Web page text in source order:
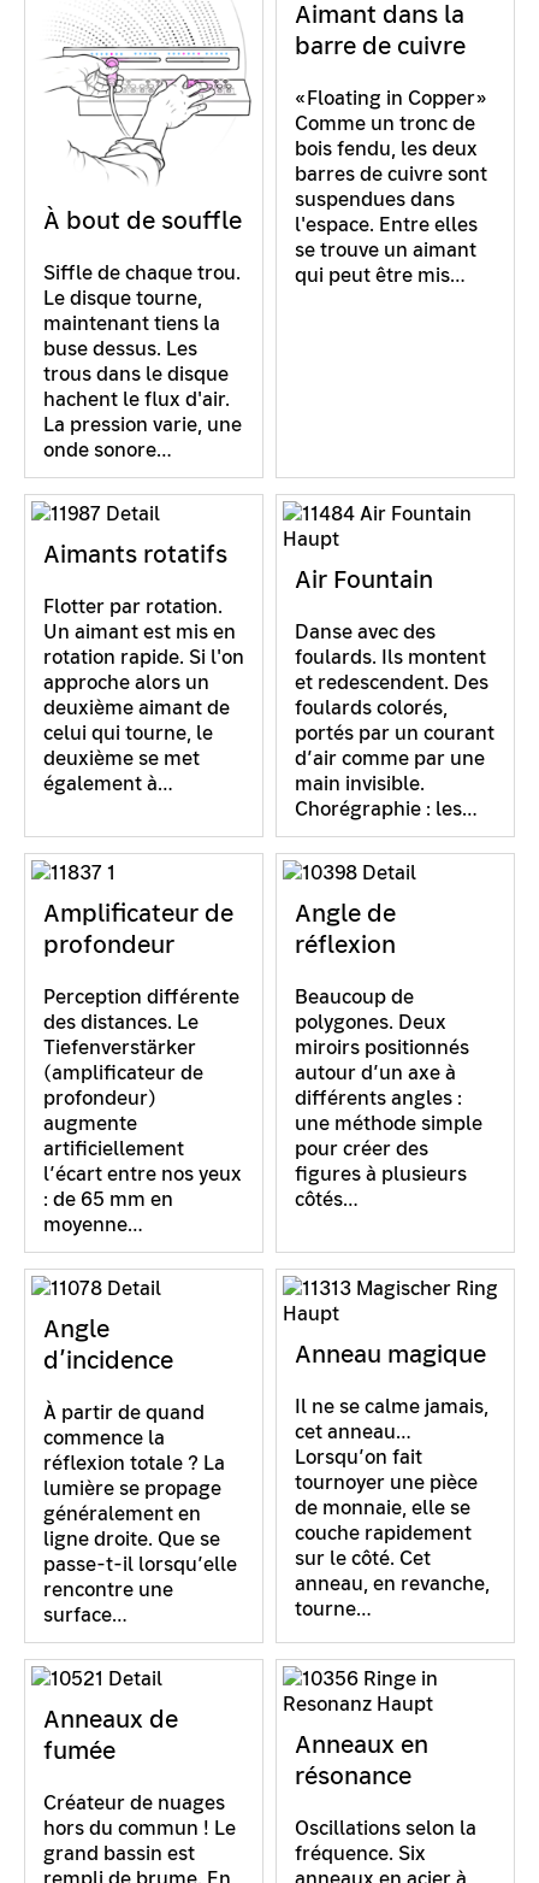
À bout de souffle
Siffle de chaque trou.
Le disque tourne,
maintenant tiens la
buse dessus. Les
trous dans le disque
hachent le flux d'air.
La pression varie, une
onde sonore…
Aimant dans la
barre de cuivre
«Floating in Copper»
Comme un tronc de
bois fendu, les deux
barres de cuivre sont
suspendues dans
l'espace. Entre elles
se trouve un aimant
qui peut être mis…
Aimants rotatifs
Flotter par rotation.
Un aimant est mis en
rotation rapide. Si l'on
approche alors un
deuxième aimant de
celui qui tourne, le
deuxième se met
également à…
Air Fountain
Danse avec des
foulards. Ils montent
et redescendent. Des
foulards colorés,
portés par un courant
d’air comme par une
main invisible.
Chorégraphie : les…
Amplificateur de
profondeur
Perception différente
des distances. Le
Tiefenverstärker
(amplificateur de
profondeur)
augmente
artificiellement
l’écart entre nos yeux
: de 65 mm en
moyenne…
Angle de
réflexion
Beaucoup de
polygones. Deux
miroirs positionnés
autour d’un axe à
différents angles :
une méthode simple
pour créer des
figures à plusieurs
côtés…
Angle
d’incidence
À partir de quand
commence la
réflexion totale ? La
lumière se propage
généralement en
ligne droite. Que se
passe-t-il lorsqu’elle
rencontre une
surface…
Anneau magique
Il ne se calme jamais,
cet anneau…
Lorsqu’on fait
tournoyer une pièce
de monnaie, elle se
couche rapidement
sur le côté. Cet
anneau, en revanche,
tourne…
Anneaux de
fumée
Créateur de nuages
hors du commun ! Le
grand bassin est
Anneaux en
résonance
Oscillations selon la
fréquence. Six